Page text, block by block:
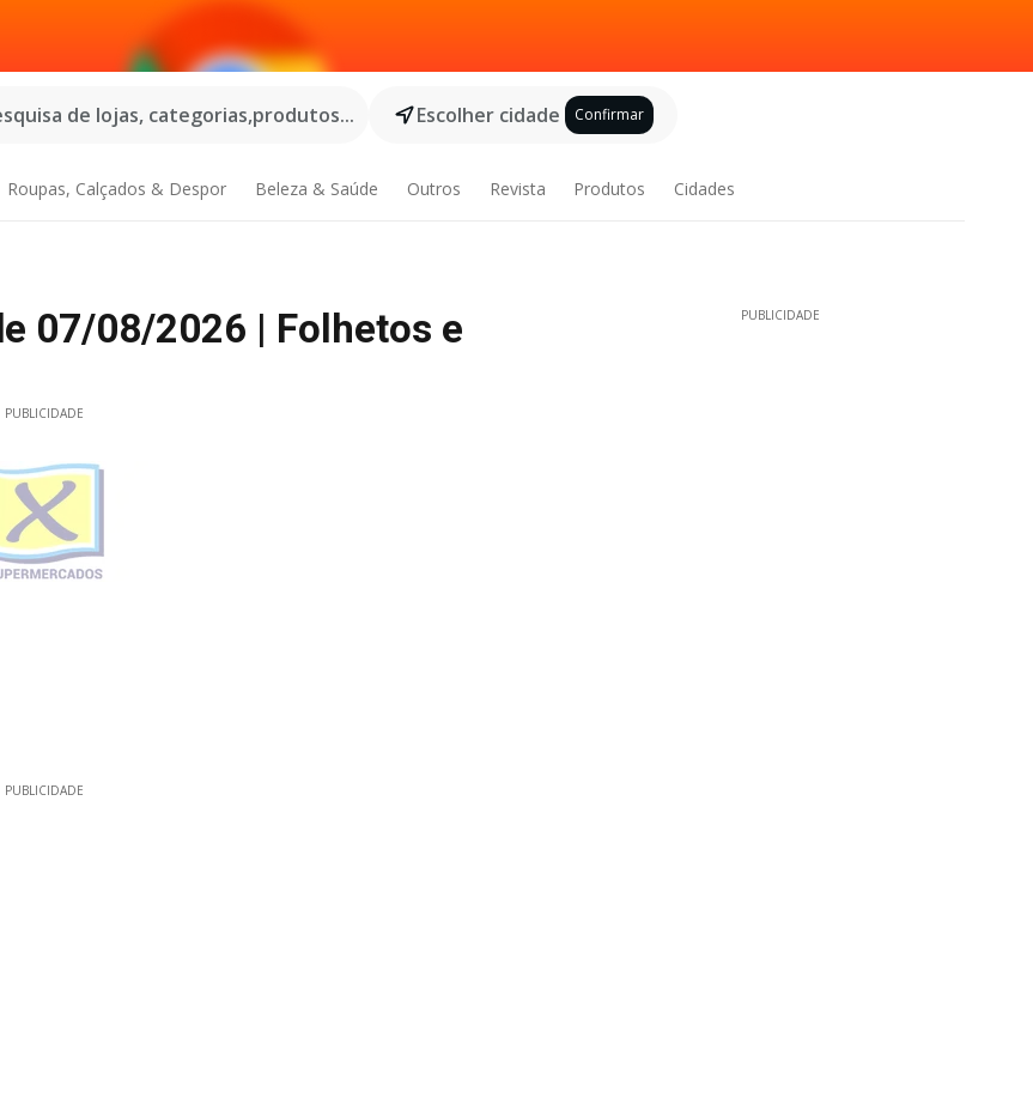
de lojas, categorias,produtos...
Escolher cidade Confirmar
Roupas, Calçados & Despor Beleza & Saúde Outros Revista Produtos Cidades
07/08/2026 | Folhetos e
PUBLICIDADE
PUBLICIDADE
PUBLICIDADE